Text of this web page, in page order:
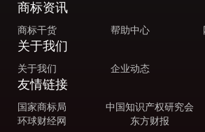
商标资讯
商标干货 帮助中心
关于我们
关于我们 企业动态
友情链接
国家商标局 中国知识产权研究会
环球财经网
东方财报